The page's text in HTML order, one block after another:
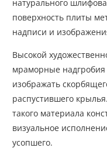
натурального
поверхность плиты
надписи и
Высокой
мраморные надгробия
изображать
распустившего
такого материала
визуальное
усопшего.